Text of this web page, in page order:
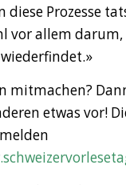
diese Prozesse
vor allem
mitmachen?
etwas vor!